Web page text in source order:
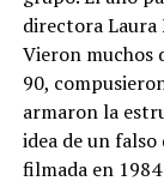
directora Laura
Vieron muchos
90,
armaron la
idea de un
filmada en